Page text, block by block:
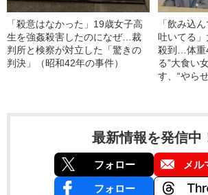
「殺意はなかった」19歳女子高
生を強姦殺害したのになぜ…裁
判所と検察が対立した「驚きの
判決」（昭和42年の事件）
「飲み込
吐いてる
殺到…体重
る”大食い
す、“やら
最新情報を発信中
フォロー メル
フォロー